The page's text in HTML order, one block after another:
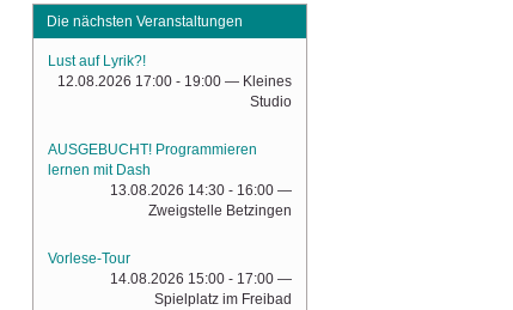
Die nächsten Veranstaltungen
Lust auf Lyrik?!
12.08.2026 17:00 - 19:00 — Kleines
Studio
AUSGEBUCHT! Programmieren
lernen mit Dash
13.08.2026 14:30 - 16:00 —
Zweigstelle Betzingen
Vorlese-Tour
14.08.2026 15:00 - 17:00 —
Spielplatz im Freibad